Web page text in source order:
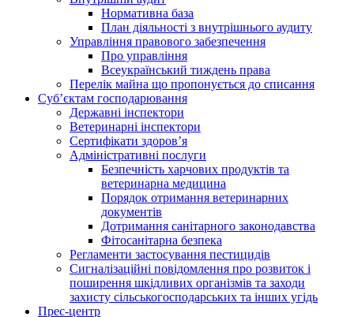
Нормативна база
План діяльності з внутрішнього аудиту
Управління правового забезпечення
Про управління
Всеукраїнський тиждень права
Перелік майна що пропонується до списання
Суб’єктам господарювання
Державні інспектори
Ветеринарні інспектори
Сертифікати здоров’я
Адміністративні послуги
Безпечність харчових продуктів та
ветеринарна медицина
Порядок отримання ветеринарних
документів
Дотримання санітарного законодавства
Фітосанітарна безпека
Регламенти застосування пестицидів
Сигналізаційні повідомлення про розвиток і
поширення шкідливих організмів та заходи
захисту сільськогосподарських та інших угідь
Прес-центр